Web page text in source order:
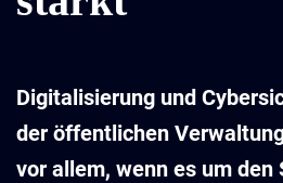
Digitalisierung und
der öffentlichen
vor allem, wenn es um den